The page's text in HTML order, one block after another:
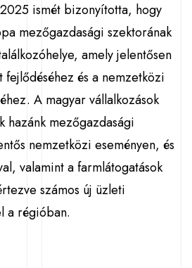
ismét bizonyította, hogy
mezőgazdasági szektorának
amely jelentősen
és a nemzetközi
A magyar vállalkozások
hazánk mezőgazdasági
nemzetközi eseményen, és
valamint a farmlátogatások
számos új üzleti
a régióban.